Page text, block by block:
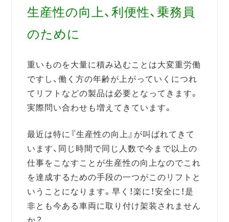
生産性の向上、利便性、乗務員
のために
重いものを大量に積み込むことは大変重労働
ですし、働く方の年齢が上がっていくにつれ
てリフトなどの製品は必要となってきます。
実際問い合わせも増えてきています。
最近は特に『生産性の向上』が叫ばれてきて
います、同じ時間で同じ人数で今まで以上の
仕事をこなすことが生産性の向上なのでこれ
を達成するための手段の一つがこのリフトと
いうことになります。早く！楽に！安全に！是
非とも今ある車両に取り付け架装されません